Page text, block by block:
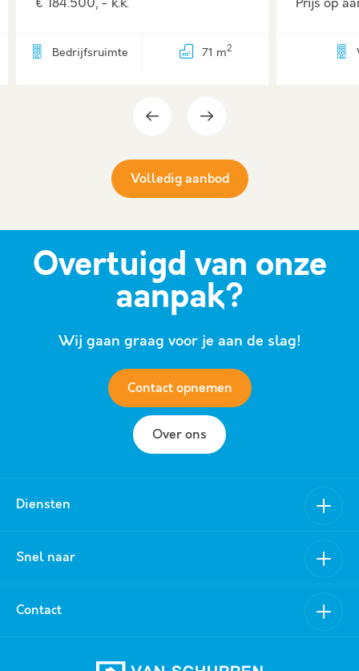
€ 184.500, - k.k.
Bedrijfsruimte 71 m2
Prijs op
Volledig aanbod
Overtuigd van onze
aanpak?
Wij gaan graag voor je aan de slag!
Contact opnemen
Over ons
Diensten
Aankoop
Verhuur
Aanhuur
Snel naar
Aanbod
Contact